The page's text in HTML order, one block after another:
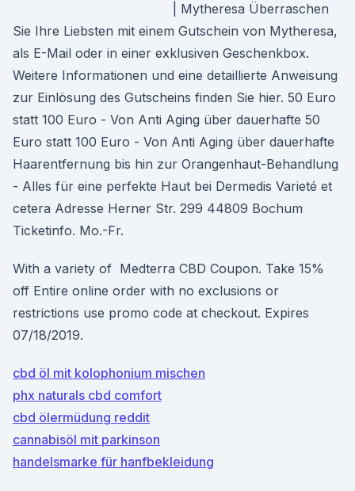
| Mytheresa Überraschen
Sie Ihre Liebsten mit einem Gutschein von Mytheresa,
als E-Mail oder in einer exklusiven Geschenkbox.
Weitere Informationen und eine detaillierte Anweisung
zur Einlösung des Gutscheins finden Sie hier. 50 Euro
statt 100 Euro - Von Anti Aging über dauerhafte 50
Euro statt 100 Euro - Von Anti Aging über dauerhafte
Haarentfernung bis hin zur Orangenhaut-Behandlung
- Alles für eine perfekte Haut bei Dermedis Varieté et
cetera Adresse Herner Str. 299 44809 Bochum
Ticketinfo. Mo.-Fr.
With a variety of Medterra CBD Coupon. Take 15%
off Entire online order with no exclusions or
restrictions use promo code at checkout. Expires
07/18/2019.
cbd öl mit kolophonium mischen
phx naturals cbd comfort
cbd ölermüdung reddit
cannabisöl mit parkinson
handelsmarke für hanfbekleidung